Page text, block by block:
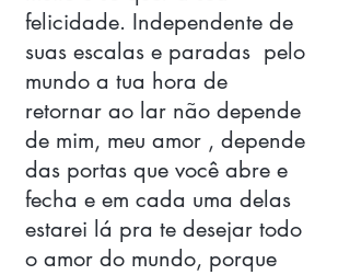
felicidade. Independente de
suas escalas e paradas  pelo
mundo a tua hora de
retornar ao lar não depende
de mim, meu amor , depende
das portas que você abre e
fecha e em cada uma delas
estarei lá pra te desejar todo
o amor do mundo, porque